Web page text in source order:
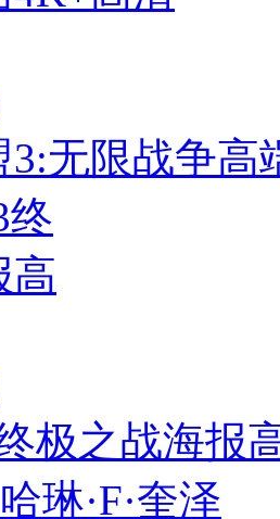
3:无限战争
极之战海报